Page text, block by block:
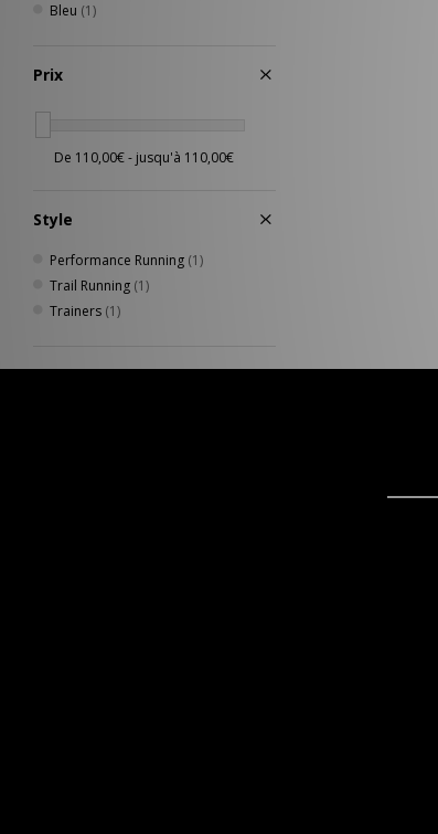
Bleu (1)
Prix
Style
Performance Running (1)
Trail Running (1)
Trainers (1)